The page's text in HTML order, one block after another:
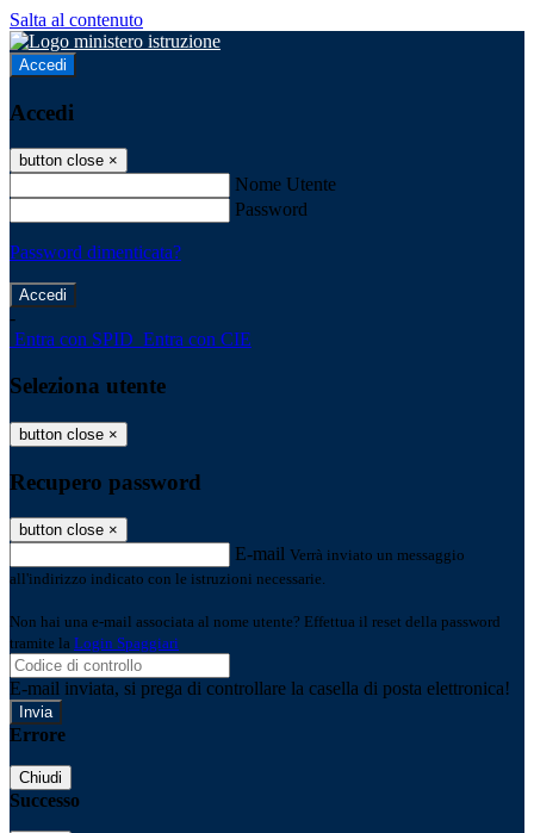
Salta al contenuto
Accedi
Accedi
button close ×
Nome Utente
Password
Password dimenticata?
-
Entra con SPID Entra con CIE
Seleziona utente
button close ×
Recupero password
button close ×
E-mail Verrà inviato un messaggio
all'indirizzo indicato con le istruzioni necessarie.
Non hai una e-mail associata al nome utente? Effettua il reset della password
tramite la Login Spaggiari
E-mail inviata, si prega di controllare la casella di posta elettronica!
Errore
Chiudi
Successo